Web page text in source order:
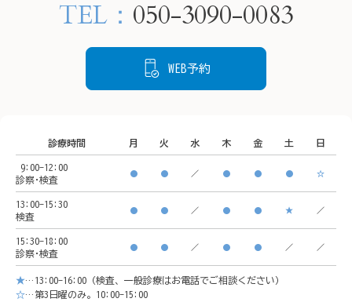
神奈川県横浜市西区南幸２
🚃アクセス方法
横浜駅西口　徒歩5分
イオンモール「CeeU
yokohama」9階
※イオン内に地下駐車場あ
り
です。
🚃ア
横浜
※イ
り
TEL： 050-3090-0083
WEB予約
診療時間 月 火 水 木 金 土 日
9:00-12:00
診察･検査
● ● ／ ● ● ● ☆
13:00-15:30
検査
● ● ／ ● ● ★ ／
15:30-18:00
診察･検査
● ● ／ ● ● ／ ／
★…13:00-16:00（検査、一般診療はお電話でご相談ください）
☆…第3日曜のみ。10:00-15:00